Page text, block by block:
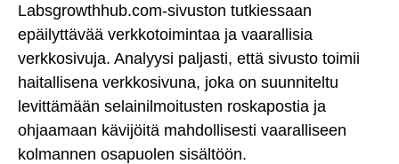
Labsgrowthhub.com-sivuston tutkiessaan
epäilyttävää verkkotoimintaa ja vaarallisia
verkkosivuja. Analyysi paljasti, että sivusto toimii
haitallisena verkkosivuna, joka on suunniteltu
levittämään selainilmoitusten roskapostia ja
ohjaamaan kävijöitä mahdollisesti vaaralliseen
kolmannen osapuolen sisältöön.